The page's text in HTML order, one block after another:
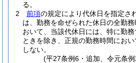
る。
2
前項の規定により代休日を指定さ
は、勤務を命ぜられた休日の全勤
おいて、当該代休日には、特に勤
ときを除き、正規の勤務時間にお
しない。
(平27条例6・追加、令元条